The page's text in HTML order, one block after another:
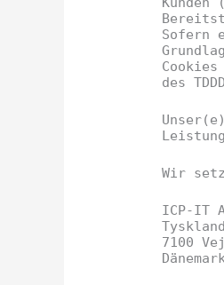
Sofern
des
Wir
ICP-IT
7100